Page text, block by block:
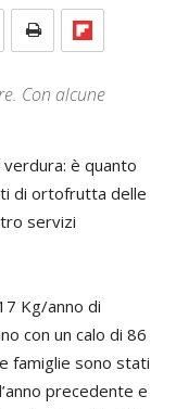
Con alcune
è quanto
di ortofrutta delle
servizi
Kg/anno di
con un calo di 86
famiglie sono stati
precedente e